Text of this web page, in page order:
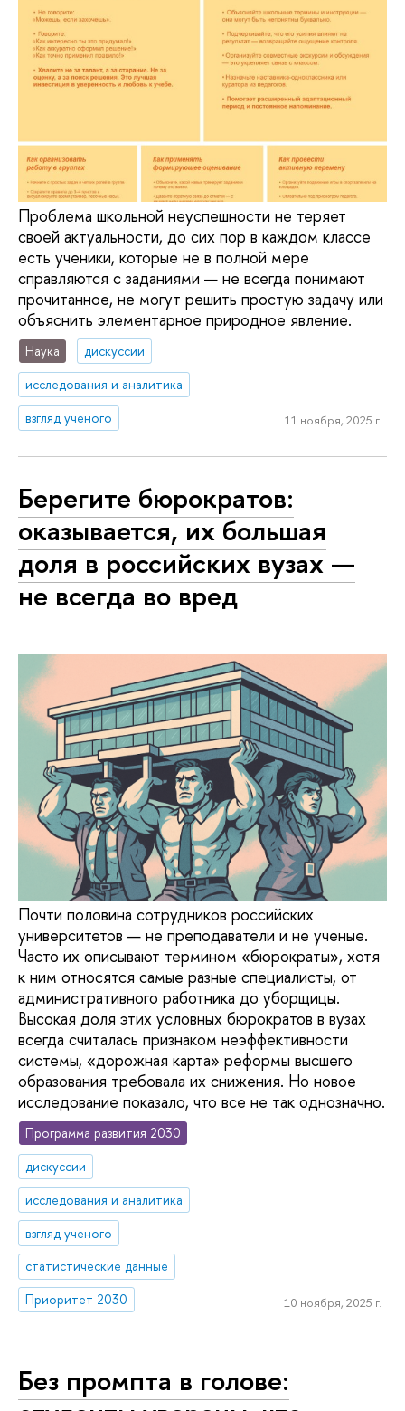
Проблема школьной неуспешности не теряет
своей актуальности, до сих пор в каждом классе
есть ученики, которые не в полной мере
справляются с заданиями — не всегда понимают
прочитанное, не могут решить простую задачу или
объяснить элементарное природное явление.
Наука
дискуссии
исследования и аналитика
взгляд ученого
11 ноября, 2025 г.
Берегите бюрократов:
оказывается, их большая
доля в российских вузах —
не всегда во вред
Почти половина сотрудников российских
университетов — не преподаватели и не ученые.
Часто их описывают термином «бюрократы», хотя
к ним относятся самые разные специалисты, от
административного работника до уборщицы.
Высокая доля этих условных бюрократов в вузах
всегда считалась признаком неэффективности
системы, «дорожная карта» реформы высшего
образования требовала их снижения. Но новое
исследование показало, что все не так однозначно.
Программа развития 2030
дискуссии
исследования и аналитика
взгляд ученого
статистические данные
Приоритет 2030
10 ноября, 2025 г.
Без промпта в голове: